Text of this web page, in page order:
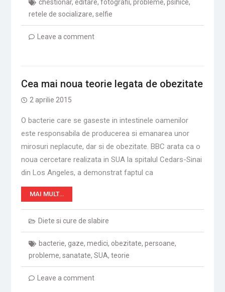
chestionar, editare, fotografii, probleme, psihice,
retele de socializare, selfie
Leave a comment
Cea mai noua teorie legata de obezitate
2 aprilie 2015
O bacterie care se gaseste in intestinele oamenilor
este responsabila de producerea si emanarea unor
mirosuri neplacute, dar si de obezitate. BBC arata ca o
noua cercetare realizata in SUA la spitalul Cedars-Sinai
din Los Angeles, a demonstrat faptul ca
MAI MULT…
Diete si cure de slabire
bacterie, gaze, medici, obezitate, persoane,
probleme, sanatate, SUA, teorie
Leave a comment